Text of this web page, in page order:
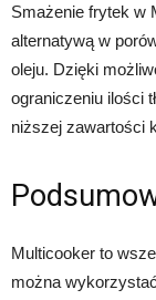
Smażenie frytek w
alternatywą w
oleju. Dzięki
ograniczeniu ilości
niższej zawartości
Multicooker to
można